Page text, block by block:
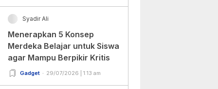
Syadir Ali
Menerapkan 5 Konsep
Merdeka Belajar untuk Siswa
agar Mampu Berpikir Kritis
Gadget 29/07/2026 | 1:13 am